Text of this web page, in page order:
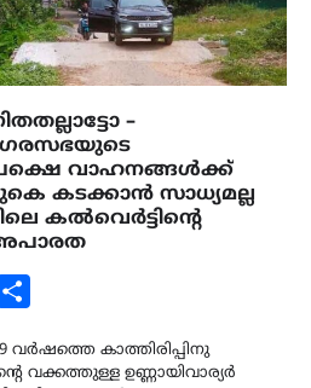
–
പക്ഷെ വാഹനങ്ങൾക്ക്
കടക്കാൻ സാധ്യമല്ല
കൽവെർട്ടിന്റെ
Copy
വർഷത്തെ കാത്തിരിപ്പിനു
വക്കത്തുള്ള ഉണ്ണായിവാര്യർ